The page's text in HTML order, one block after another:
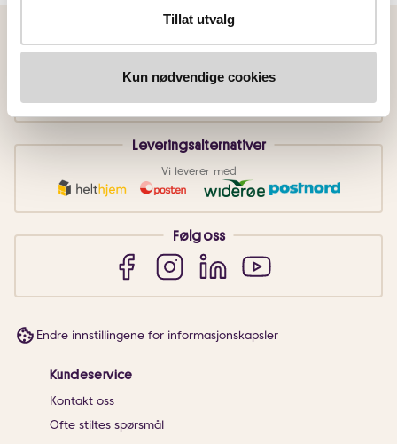
Tillat utvalg
Kun nødvendige cookies
Leveringsalternativer
Vi leverer med
Følg oss
Endre innstillingene for informasjonskapsler
Kundeservice
Kontakt oss
Ofte stiltes spørsmål